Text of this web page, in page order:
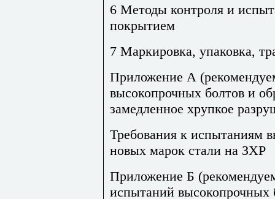
6 Методы контроля и
покрытием
7 Маркировка, упаковка,
Приложение А
высокопрочных болтов и
замедленное хрупкое
Требования к испытаниям
новых марок стали на ЗХР
Приложение Б
испытаний высокопрочных